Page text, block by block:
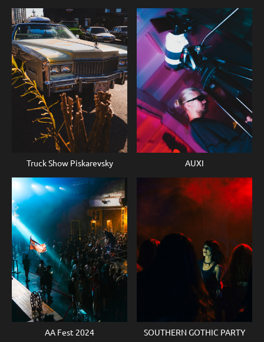
Truck Show Piskarevsky AUXI
AA Fest 2024 SOUTHERN GOTHIC PARTY